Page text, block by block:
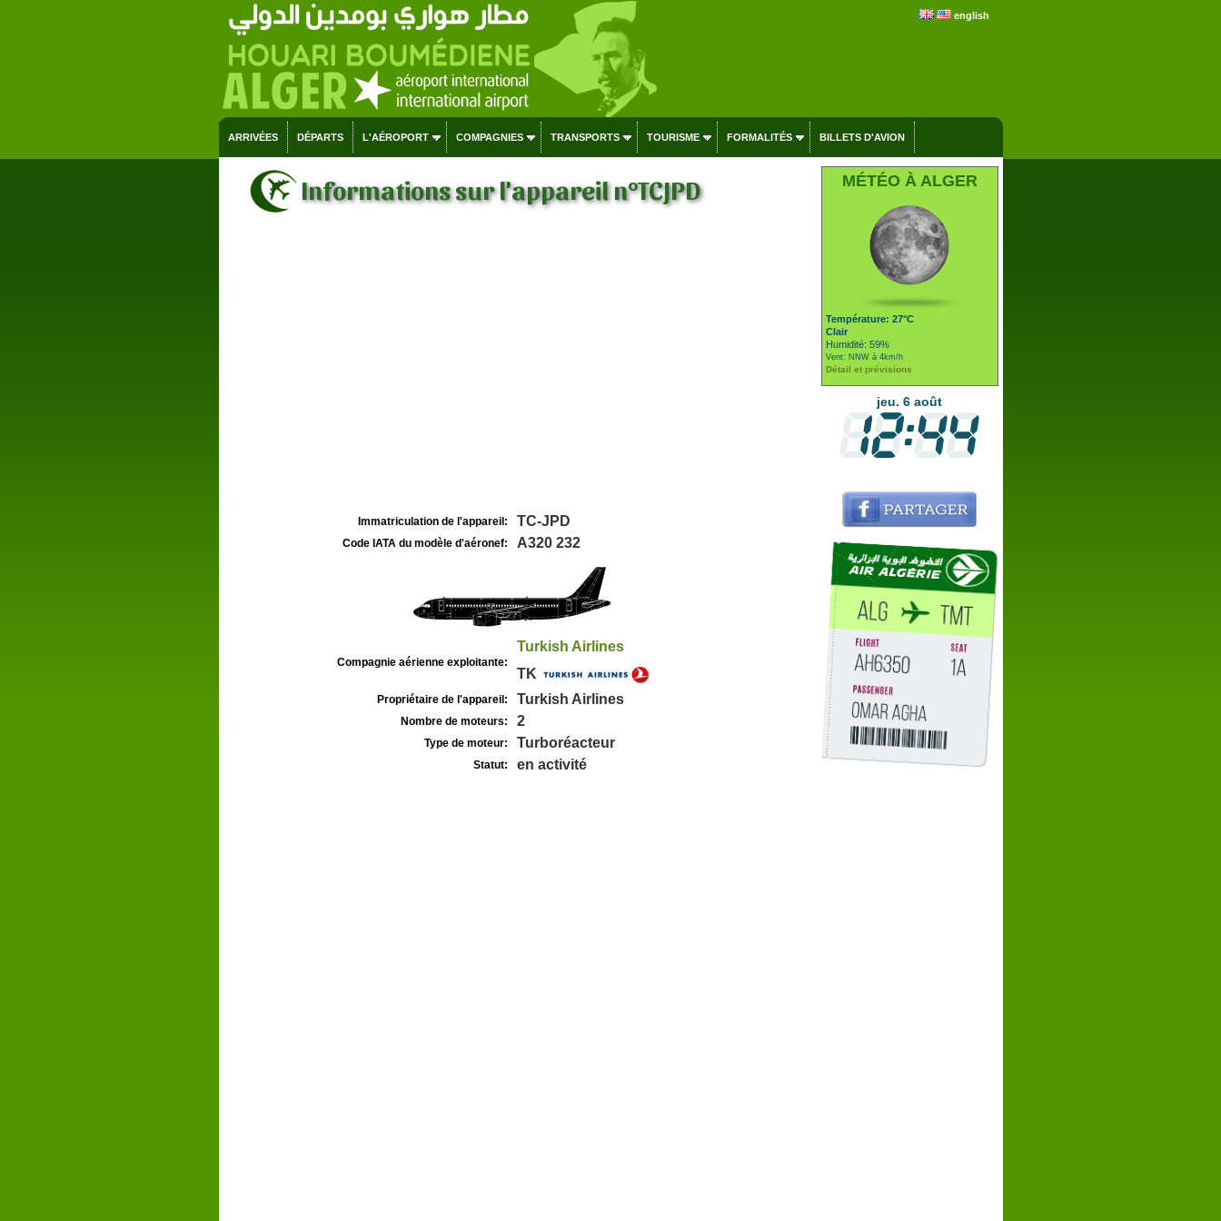
english
ARRIVÉES DÉPARTS L'AÉROPORT COMPAGNIES TRANSPORTS TOURISME FORMALITÉS BILLETS D'AVION
Informations sur l'appareil n°TCJPD
Immatriculation de l'appareil: TC-JPD
Code IATA du modèle d'aéronef: A320 232
Compagnie aérienne exploitante:
Turkish Airlines
TK
Propriétaire de l'appareil: Turkish Airlines
Nombre de moteurs: 2
Type de moteur: Turboréacteur
Statut: en activité
MÉTÉO À ALGER
Température: 27°C
Clair
Humidité: 59%
Vent: NNW à 4km/h
Détail et prévisions
jeu. 6 août